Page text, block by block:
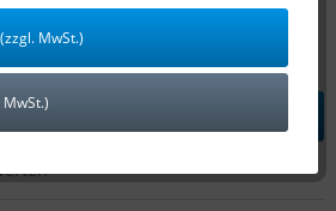
1)
(zzgl. MwSt.)